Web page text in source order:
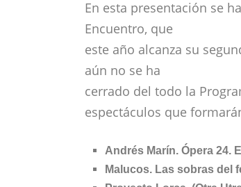
En esta presentación se
Encuentro, que
este año alcanza su
aún no se ha
cerrado del todo la
espectáculos que
Andrés Marín. Ópera 24.
Malucos. Las sobras del